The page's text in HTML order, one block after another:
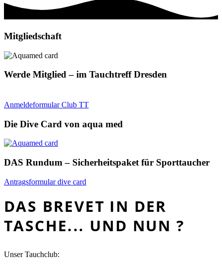
Mitgliedschaft
Werde Mitglied – im Tauchtreff Dresden
Anmeldeformular Club TT
Die Dive Card von aqua med
DAS Rundum – Sicherheitspaket für Sporttaucher
Antragsformular dive card
DAS BREVET IN DER
TASCHE... UND NUN ?
Unser Tauchclub: